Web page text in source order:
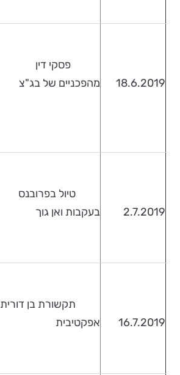
18.6.2019
פסקי דין
מהפכניים של בג"צ
2.7.2019
טיול בפרובנס
בעקבות ואן גוך
16.7.2019
תקשורת בן דורית
אפקטיבית